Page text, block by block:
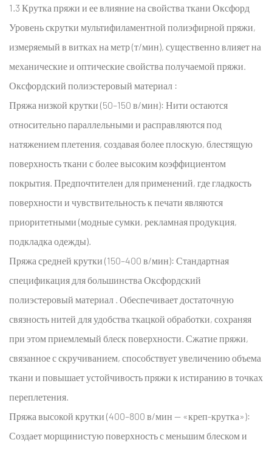
1.3 Крутка пряжи и ее влияние на свойства ткани Оксфорд
Уровень скрутки мультифиламентной полиэфирной пряжи,
измеряемый в витках на метр (т/мин), существенно влияет на
механические и оптические свойства получаемой пряжи.
Оксфордский полиэстеровый материал :
Пряжа низкой крутки (50–150 в/мин): Нити остаются
относительно параллельными и расправляются под
натяжением плетения, создавая более плоскую, блестящую
поверхность ткани с более высоким коэффициентом
покрытия. Предпочтителен для применений, где гладкость
поверхности и чувствительность к печати являются
приоритетными (модные сумки, рекламная продукция,
подкладка одежды).
Пряжа средней крутки (150–400 в/мин): Стандартная
спецификация для большинства Оксфордский
полиэстеровый материал . Обеспечивает достаточную
связность нитей для удобства ткацкой обработки, сохраняя
при этом приемлемый блеск поверхности. Сжатие пряжи,
связанное с скручиванием, способствует увеличению объема
ткани и повышает устойчивость пряжи к истиранию в точках
переплетения.
Пряжа высокой крутки (400–800 в/мин — «креп-крутка»):
Создает морщинистую поверхность с меньшим блеском и